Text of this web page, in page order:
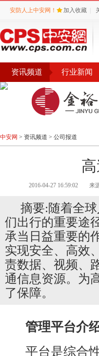
安防人上中安网！ 加入收藏
资讯频道 行业新闻
公告
中安网 > 资讯频道 > 公司报道
2016-04-27 16:59:02 来
摘要:随着全
们出行的重要途
承当日益重要的
实现安全、高效
责数据、视频、
通信息资源。为
了保障。
管理平台介
平台是综合性